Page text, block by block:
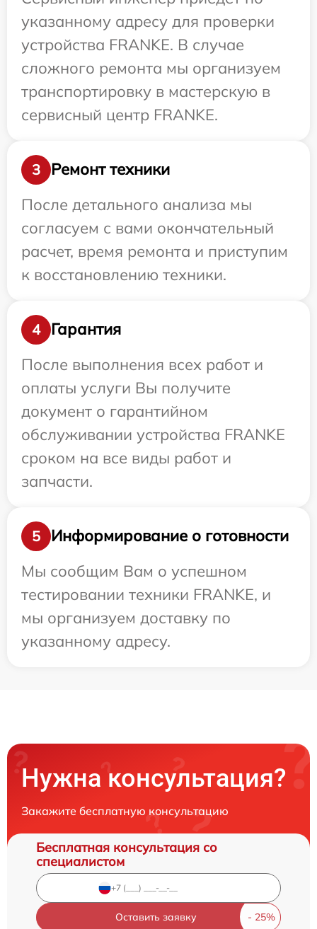
указанному адресу для проверки
устройства FRANKE. В случае
сложного ремонта мы организуем
транспортировку в мастерскую в
сервисный центр FRANKE.
3
Ремонт техники
После детального анализа мы
согласуем с вами окончательный
расчет, время ремонта и приступим
к восстановлению техники.
4
Гарантия
После выполнения всех работ и
оплаты услуги Вы получите
документ о гарантийном
обслуживании устройства FRANKE
сроком на все виды работ и
запчасти.
5
Информирование о готовности
Мы сообщим Вам о успешном
тестировании техники FRANKE, и
мы организуем доставку по
указанному адресу.
Нужна консультация?
Закажите бесплатную консультацию
Бесплатная консультация со
специалистом
Оставить заявку